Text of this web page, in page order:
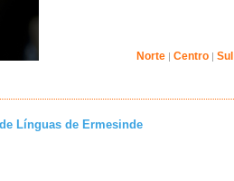
Norte | Centro | Sul
Línguas de Ermesinde